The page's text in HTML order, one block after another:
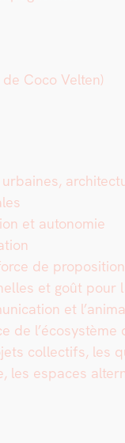
Coco Vel­ten)
et autonomie
de propo­si­tion
et goût pour
et
de l’écosystème
col­lec­tifs, les
les espaces